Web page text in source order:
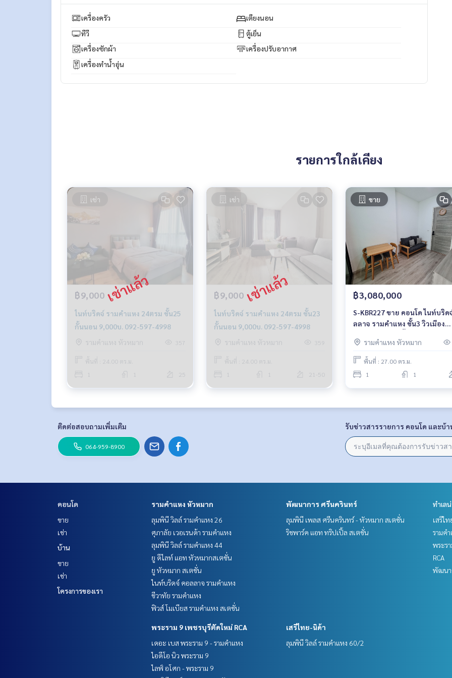
เครื่องครัว
เตียงนอน
ทีวี
ตู้เย็น
เครื่องซักผ้า
เครื่องปรับอากาศ
เครื่องทำน้ำอุ่น
รายการใกล้เคียง
เช่า
฿9,000
ไนท์บริดจ์ รามคำแหง 24ตรม ชั้น25
กั้นนอน 9,000บ. 092-597-4998
รามคำแหง หัวหมาก
357
พื้นที่ : 24.00 ตร.ม.
25
เช่า
฿9,000
ไนท์บริดจ์ รามคำแหง 24ตรม ชั้น23
กั้นนอน 9,000บ. 092-597-4998
รามคำแหง หัวหมาก
359
พื้นที่ : 24.00 ตร.ม.
21-50
ขาย
฿3,080,000
S-KBR227 ขาย คอนโด ไนท์บริด
ลลาจ รามคําแหง ชั้น3 วิวเมือง
904-4692
รามคำแหง หัวหมาก
พื้นที่ : 27.00 ตร.ม.
1
1
ติดต่อสอบถามเพิ่มเติม
064-959-8900
รับข่าวสารรายการ คอนโด และบ้า
คอนโด
ขาย
เช่า
บ้าน
ขาย
เช่า
โครงการของเรา
รามคำแหง หัวหมาก
ลุมพินี วิลล์ รามคำแหง 26
ศุภาลัย เวอเรนด้า รามคำแหง
ลุมพินี วิลล์ รามคำแหง 44
ยู ดีไลท์ แอท หัวหมากสเตชั่น
ยู หัวหมาก สเตชั่น
ไนท์บริดจ์ คอลลาจ รามคำแหง
ชีวาทัย รามคำแหง
ฟิวส์ โมเบียส รามคำแหง สเตชั่น
พัฒนาการ ศรีนครินทร์
ลุมพินี เพลส ศรีนครินทร์ - หัวหมาก สเตชั่น
ริชพาร์ค แอท ทริปเปิ้ล สเตชั่น
พระราม 9 เพชรบุรีตัดใหม่ RCA
เดอะ เบส พระราม 9 - รามคำแหง
ไอดีโอ นิว พระราม 9
ไลฟ์ อโศก - พระราม 9
เสรีไทย-นิด้า
ลุมพินี วิลล์ รามคำแหง 60/2
ทำเล
เสรีไ
รามค
พระร
RCA
พัฒนา